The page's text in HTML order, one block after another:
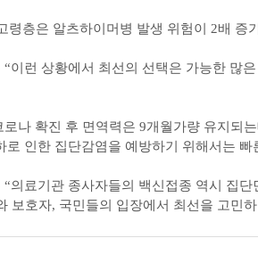
령층은 알츠하이머병 발생 위험이 2배
이런 상황에서 최선의 선택은 가능한 많
로나 확진 후 면역력은 9개월가량 유지되
로 인한 집단감염을 예방하기 위해서는
의료기관 종사자들의 백신접종 역시 집
보호자, 국민들의 입장에서 최선을 고민